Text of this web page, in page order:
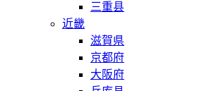
三重县
近畿
滋賀県
京都府
大阪府